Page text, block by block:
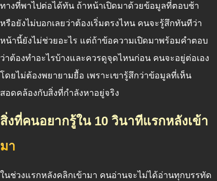
ทางที่พาไปต่อได้ทัน ถ้าหน้าเปิดมาด้วยข้อมูลที่ตอบช้า
หรือยังไม่บอกเลยว่าต้องเริ่มตรงไหน คนจะรู้สึกทันทีว่า
หน้านี้ยังไม่ช่วยอะไร แต่ถ้าข้อความเปิดมาพร้อมคำตอบ
ว่าต้องทำอะไรบ้างและควรดูจุดไหนก่อน คนจะอยู่ต่อเอง
โดยไม่ต้องพยายามยื้อ เพราะเขารู้สึกว่าข้อมูลที่เห็น
สอดคล้องกับสิ่งที่กำลังหาอยู่จริง
สิ่งที่คนอยากรู้ใน 10 วินาทีแรกหลังเข้า
มา
ในช่วงแรกหลังคลิกเข้ามา คนอ่านจะไม่ได้อ่านทุกบรรทัด